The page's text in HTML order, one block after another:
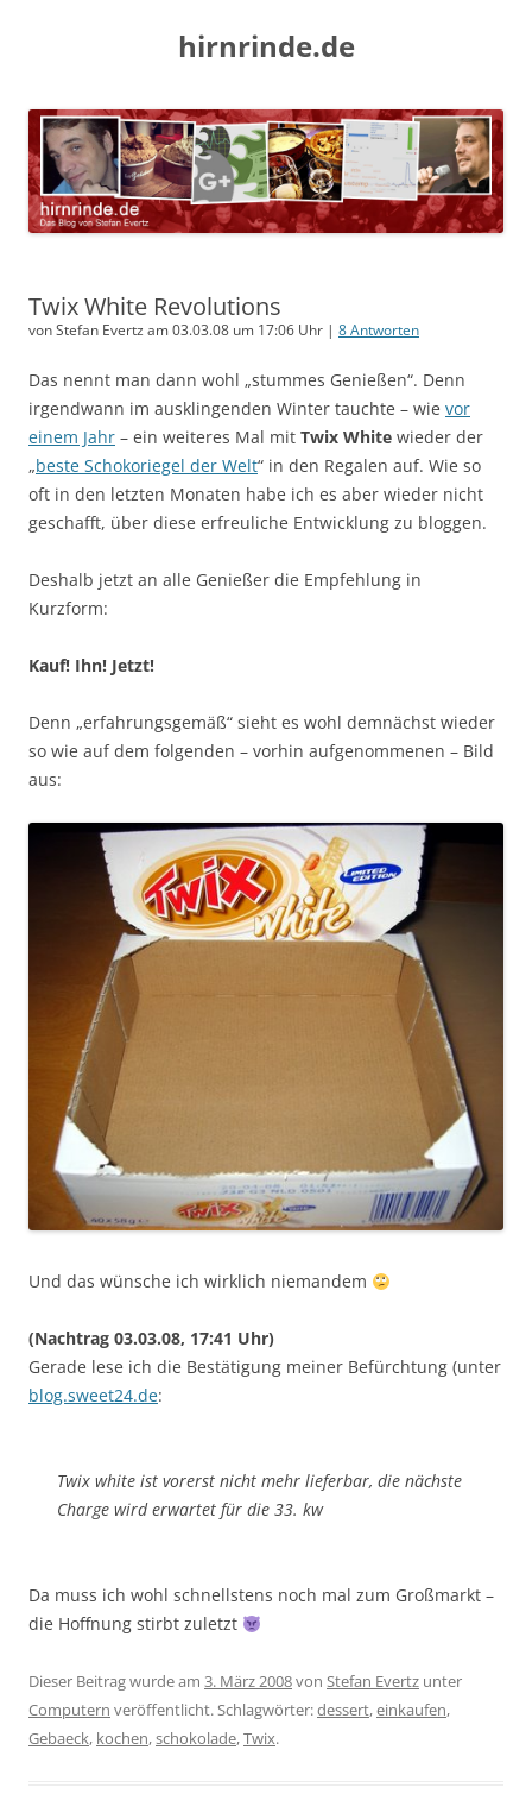
hirnrinde.de
Twix White Revolutions
von Stefan Evertz am 03.03.08 um 17:06 Uhr | 8 Antworten
Das nennt man dann wohl „stummes Genießen“. Denn
irgendwann im ausklingenden Winter tauchte – wie vor
einem Jahr – ein weiteres Mal mit Twix White wieder der
„beste Schokoriegel der Welt“ in den Regalen auf. Wie so
oft in den letzten Monaten habe ich es aber wieder nicht
geschafft, über diese erfreuliche Entwicklung zu bloggen.
Deshalb jetzt an alle Genießer die Empfehlung in
Kurzform:
Kauf! Ihn! Jetzt!
Denn „erfahrungsgemäß“ sieht es wohl demnächst wieder
so wie auf dem folgenden – vorhin aufgenommenen – Bild
aus:
Und das wünsche ich wirklich niemandem
(Nachtrag 03.03.08, 17:41 Uhr)
Gerade lese ich die Bestätigung meiner Befürchtung (unter
blog.sweet24.de:
Twix white ist vorerst nicht mehr lieferbar, die nächste
Charge wird erwartet für die 33. kw
Da muss ich wohl schnellstens noch mal zum Großmarkt –
die Hoffnung stirbt zuletzt
Dieser Beitrag wurde am 3. März 2008von Stefan Evertz unter
Computern veröffentlicht. Schlagwörter:dessert,einkaufen,
Gebaeck, kochen,schokolade,Twix.